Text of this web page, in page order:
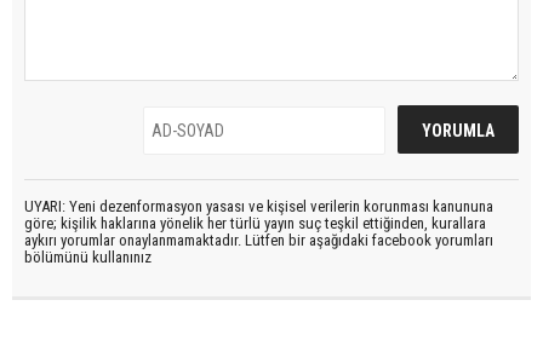
UYARI: Yeni dezenformasyon yasası ve kişisel verilerin korunması kanununa
göre; kişilik haklarına yönelik her türlü yayın suç teşkil ettiğinden, kurallara
aykırı yorumlar onaylanmamaktadır. Lütfen bir aşağıdaki facebook yorumları
bölümünü kullanınız